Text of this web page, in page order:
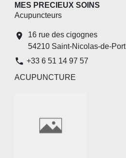
MES PRECIEUX SOINS
Acupuncteurs
location_on
16 rue des cigognes
54210 Saint-Nicolas-de-Port
phone +33 6 51 14 97 57
ACUPUNCTURE